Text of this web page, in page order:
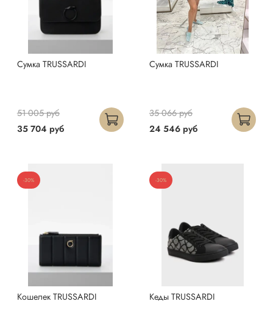
Сумка TRUSSARDI
35 704 руб
51 005 руб
Сумка TRUSSARDI
24 546 руб
35 066 руб
-30%
Кошелек TRUSSARDI
-30%
Кеды TRUSSARDI